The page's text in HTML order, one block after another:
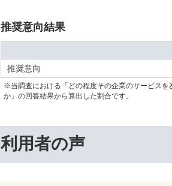
推奨意向結果
推奨意向
※当調査における「どの程度その企業のサービスを
か」の回答結果から算出した割合です。
利用者の声